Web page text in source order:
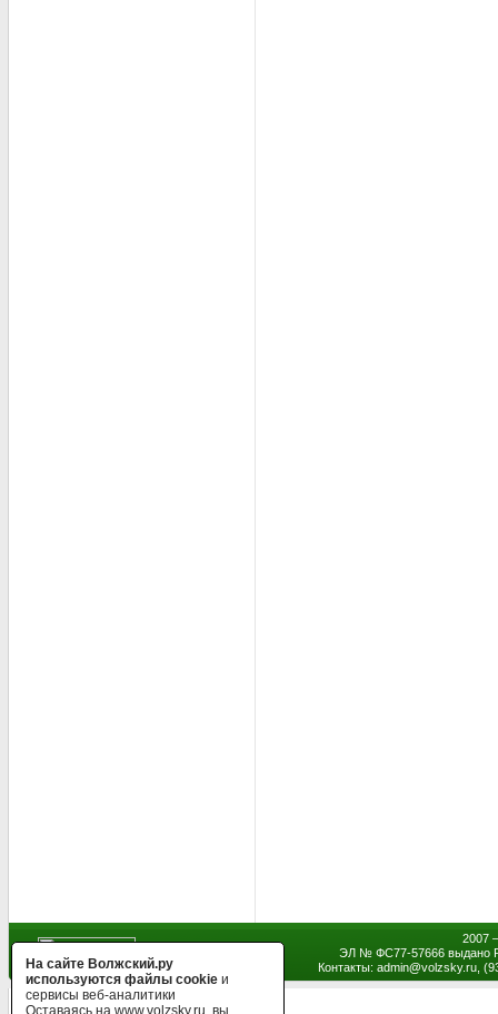
2007
ЭЛ № ФС77-57666 выдано
Контакты: admin@volzsky.ru,
На сайте Волжский.ру
используются файлы cookie и
сервисы веб-аналитики
Оставаясь на www.volzsky.ru, вы